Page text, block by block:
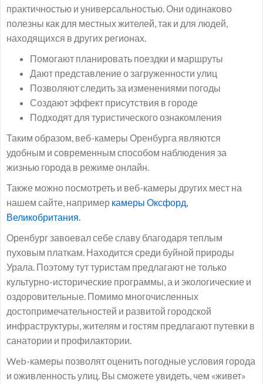
практичностью и универсальностью. Они одинаково
полезны как для местных жителей, так и для людей,
находящихся в других регионах.
Помогают планировать поездки и маршруты
Дают представление о загруженности улиц
Позволяют следить за изменениями погоды
Создают эффект присутствия в городе
Подходят для туристического ознакомления
Таким образом, веб-камеры Оренбурга являются
удобным и современным способом наблюдения за
жизнью города в режиме онлайн.
Также можно посмотреть и веб-камеры других мест на
нашем сайте, например камеры Оксфорд,
Великобритания.
Оренбург завоевал себе славу благодаря теплым
пуховым платкам. Находится среди буйной природы
Урала. Поэтому тут туристам предлагают не только
культурно-исторические программы, а и экологические и
оздоровительные. Помимо многочисленных
достопримечательностей и развитой городской
инфраструктуры, жителям и гостям предлагают путевки в
санатории и профилактории.
Web-камеры позволят оценить погодные условия города
и оживленность улиц. Вы сможете увидеть, чем «живет»